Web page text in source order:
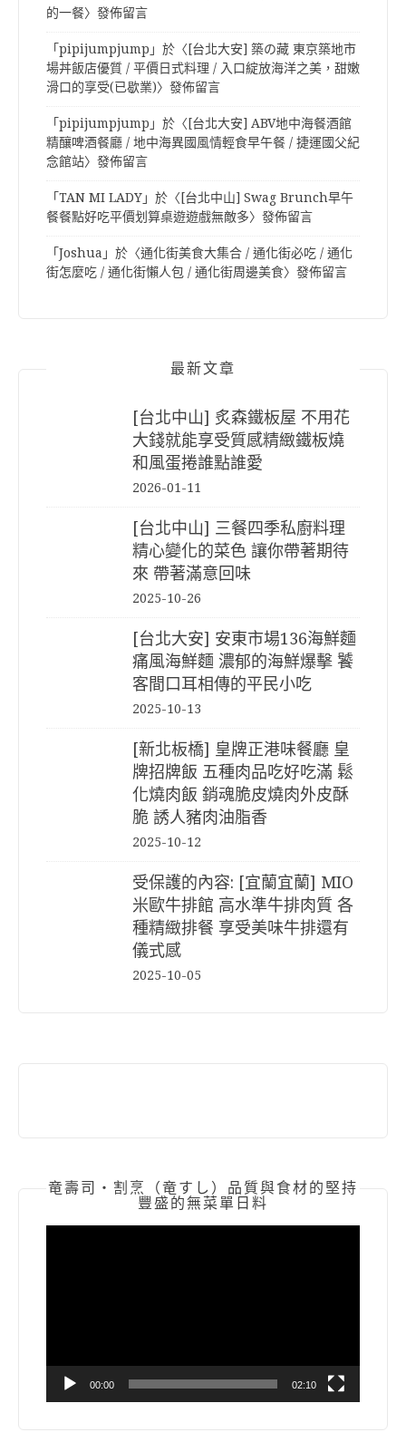
的一餐〉發佈留言
「pipijumpjump 」於〈 [台北大安] 築の藏 東京築地市
場丼飯店優質 / 平價日式料理 / 入口綻放海洋之美，甜嫩
滑口的享受(已歇業)〉發佈留言
「pipijumpjump 」於〈 [台北大安] ABV地中海餐酒館
精釀啤酒餐廳 / 地中海異國風情輕食早午餐 / 捷運國父紀
念館站〉發佈留言
「TAN MI LADY」於〈 [台北中山] Swag Brunch早午
餐餐點好吃平價划算桌遊遊戲無敵多〉發佈留言
「Joshua 」於〈通化街美食大集合 / 通化街必吃 / 通化
街怎麼吃 / 通化街懶人包 / 通化街周邊美食〉發佈留言
最新文章
[台北中山] 炙森鐵板屋 不用花
大錢就能享受質感精緻鐵板燒
和風蛋捲誰點誰愛
2026-01-11
[台北中山] 三餐四季私廚料理
精心變化的菜色 讓你帶著期待
來 帶著滿意回味
2025-10-26
[台北大安] 安東市場136海鮮麵
痛風海鮮麵 濃郁的海鮮爆擊 饕
客間口耳相傳的平民小吃
2025-10-13
[新北板橋] 皇牌正港味餐廳 皇
牌招牌飯 五種肉品吃好吃滿 鬆
化燒肉飯 銷魂脆皮燒肉外皮酥
脆 誘人豬肉油脂香
2025-10-12
受保護的內容: [宜蘭宜蘭] MIO
米歐牛排館 高水準牛排肉質 各
種精緻排餐 享受美味牛排還有
儀式感
2025-10-05
竜壽司‧割烹（竜すし）品質與食材的堅持
豐盛的無菜單日料
00:00 02:10